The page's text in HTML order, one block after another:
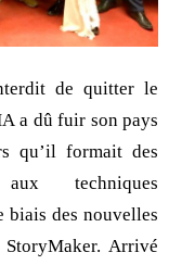
de quitter le
a dû fuir son pays
qu’il formait des
techniques
biais des nouvelles
Arrivé